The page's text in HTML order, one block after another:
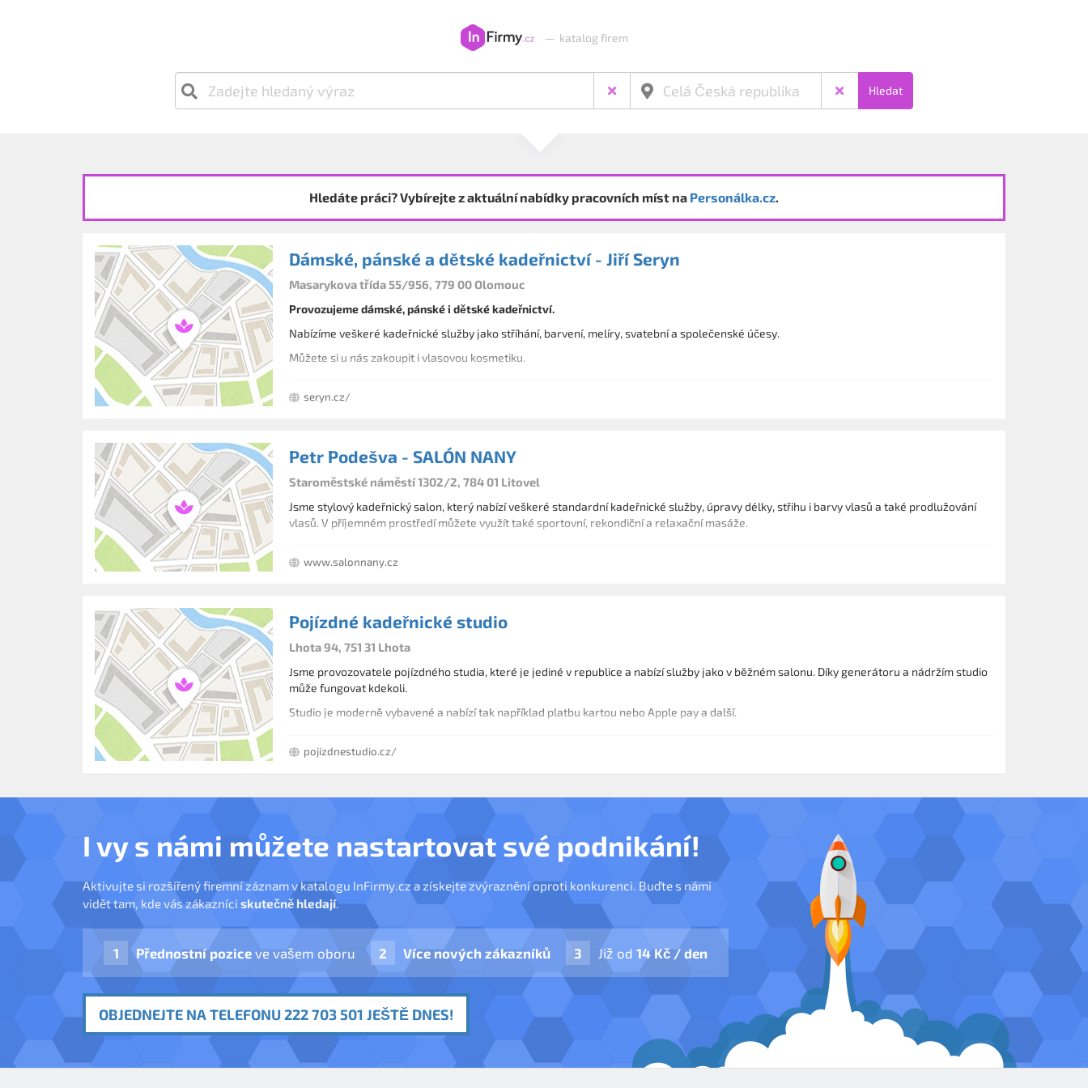
— katalog firem
Hledat
Hledáte práci? Vybírejte z aktuální nabídky pracovních míst na Personálka.cz.
Dámské, pánské a dětské kadeřnictví - Jiří Seryn
Masarykova třída 55/956, 779 00 Olomouc
Provozujeme dámské, pánské i dětské kadeřnictví.
Nabízíme veškeré kadeřnické služby jako stříhání, barvení, melíry, svatební a společenské účesy.
Můžete si u nás zakoupit i vlasovou kosmetiku.
seryn.cz/
Petr Podešva - SALÓN NANY
Staroměstské náměstí 1302/2, 784 01 Litovel
Jsme stylový kadeřnický salon, který nabízí veškeré standardní kadeřnické služby, úpravy délky, střihu i barvy vlasů a také prodlužování
vlasů. V příjemném prostředí můžete využít také sportovní, rekondiční a relaxační masáže.
www.salonnany.cz
Pojízdné kadeřnické studio
Lhota 94, 751 31 Lhota
Jsme provozovatele pojízdného studia, které je jediné v republice a nabízí služby jako v běžném salonu. Díky generátoru a nádržím studio
může fungovat kdekoli.
Studio je moderně vybavené a nabízí tak například platbu kartou nebo Apple pay a další.
pojizdnestudio.cz/
I vy s námi můžete nastartovat své podnikání!
Aktivujte si rozšířený firemní záznam v katalogu InFirmy.cz a získejte zvýraznění oproti konkurenci. Buďte s námi
vidět tam, kde vás zákazníci skutečně hledají.
Přednostní pozice ve vašem oboru Více nových zákazníků Již od 14 Kč / den
OBJEDNEJTE NA TELEFONU 222 703 501 JEŠTĚ DNES!